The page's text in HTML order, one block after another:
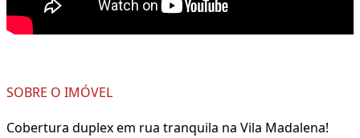
SOBRE O IMÓVEL
Cobertura duplex em rua tranquila na Vila Madalena!